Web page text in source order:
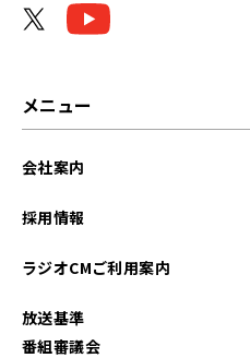
メニュー
会社案内
採用情報
ラジオCMご利用案内
放送基準
番組審議会